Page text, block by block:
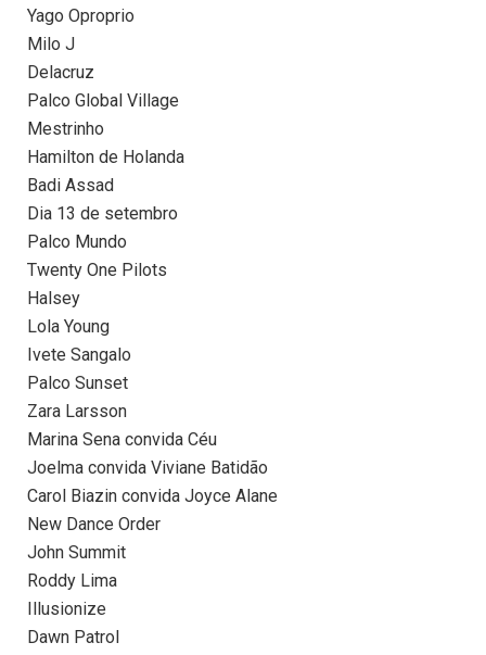
Yago Oproprio
Milo J
Delacruz
Palco Global Village
Mestrinho
Hamilton de Holanda
Badi Assad
Dia 13 de setembro
Palco Mundo
Twenty One Pilots
Halsey
Lola Young
Ivete Sangalo
Palco Sunset
Zara Larsson
Marina Sena convida Céu
Joelma convida Viviane Batidão
Carol Biazin convida Joyce Alane
New Dance Order
John Summit
Roddy Lima
Illusionize
Dawn Patrol